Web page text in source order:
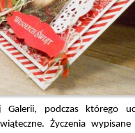
podczas którego
Życzenia